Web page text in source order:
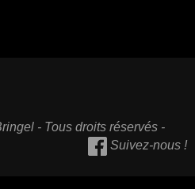
- Tous droits réservés -
Suivez-nous !